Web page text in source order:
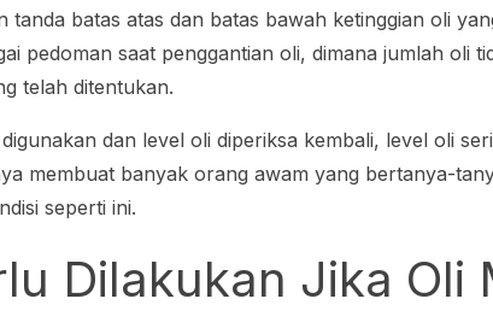
tanda batas atas dan batas bawah ketinggian oli
pedoman saat penggantian oli, dimana jumlah oli
telah ditentukan.
dan level oli diperiksa kembali, level oli
membuat banyak orang awam yang bertanya-
seperti ini.
Dilakukan Jika Oli